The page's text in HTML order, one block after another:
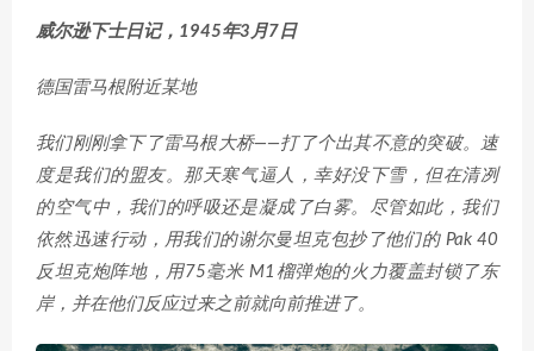
威尔逊下士日记，1945年3月7日
德国雷马根附近某地
我们刚刚拿下了雷马根大桥——打了个出其不意的突破。速
度是我们的盟友。那天寒气逼人，幸好没下雪，但在清冽
的空气中，我们的呼吸还是凝成了白雾。尽管如此，我们
依然迅速行动，用我们的谢尔曼坦克包抄了他们的 Pak 40
反坦克炮阵地，用75毫米 M1榴弹炮的火力覆盖封锁了东
岸，并在他们反应过来之前就向前推进了。